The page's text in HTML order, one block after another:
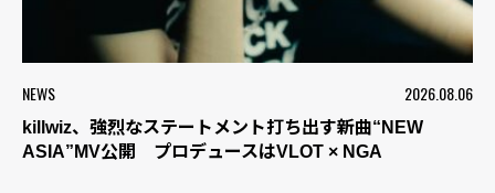
NEWS 2026.08.06
killwiz、強烈なステートメント打ち出す新曲“NEW
ASIA”MV公開 プロデュースはVLOT × NGA